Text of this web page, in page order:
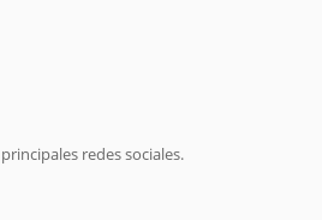
redes sociales.